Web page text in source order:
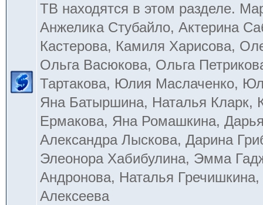
ТВ находятся в этом разделе.
Анжелика Стубайло, Актерина
Кастерова, Камиля Харисова,
Ольга Васюкова, Ольга
Тартакова, Юлия Маслаченко,
Яна Батыршина, Наталья Кларк,
Ермакова, Яна Ромашкина,
Александра Лыскова, Дарина
Элеонора Хабибулина, Эмма
Андронова, Наталья
Алексеева